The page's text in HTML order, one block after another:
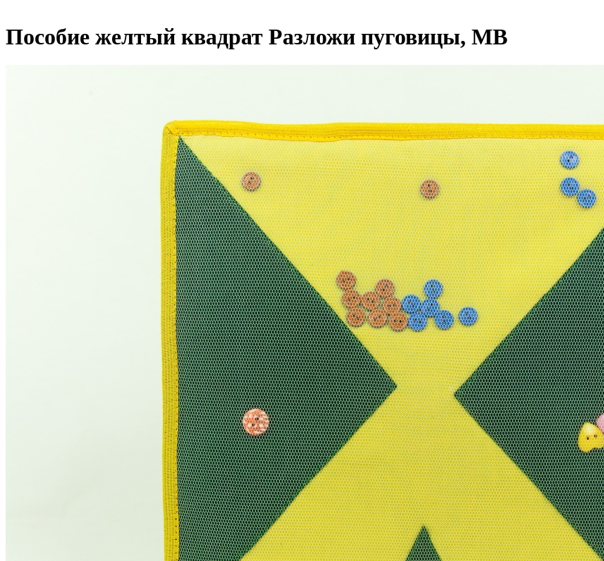
Пособие желтый квадрат Разложи пуговицы, МВ